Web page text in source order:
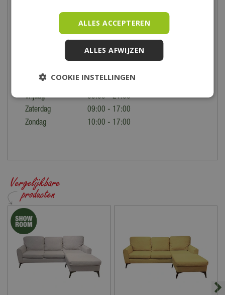
Voor de precieze locatie en speciale openingstijden bekijk je
Vrijdag
09:00 - 21:00
Zaterdag
09:00 - 17:00
Zondag
10:00 - 17:00
ALLES ACCEPTEREN
ALLES AFWIJZEN
COOKIE INSTELLINGEN